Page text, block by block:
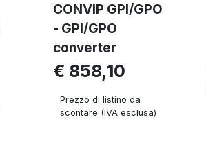
CONVIP GPI/GPO
- GPI/GPO
converter
€ 858,10
Prezzo di listino da
scontare (IVA esclusa)